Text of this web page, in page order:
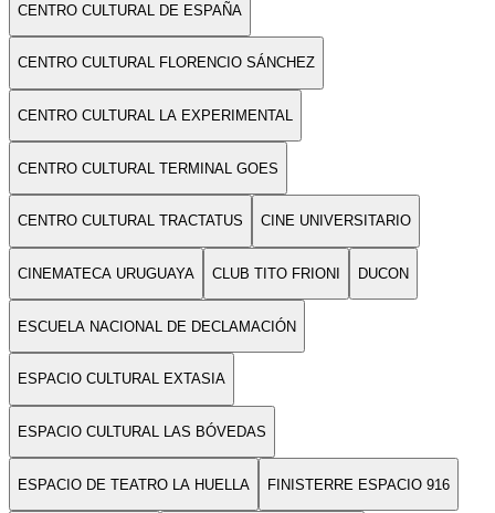
CENTRO CULTURAL DE ESPAÑA
CENTRO CULTURAL FLORENCIO SÁNCHEZ
CENTRO CULTURAL LA EXPERIMENTAL
CENTRO CULTURAL TERMINAL GOES
CENTRO CULTURAL TRACTATUS CINE UNIVERSITARIO
CINEMATECA URUGUAYA CLUB TITO FRIONI DUCON
ESCUELA NACIONAL DE DECLAMACIÓN
ESPACIO CULTURAL EXTASIA
ESPACIO CULTURAL LAS BÓVEDAS
ESPACIO DE TEATRO LA HUELLA FINISTERRE ESPACIO 916